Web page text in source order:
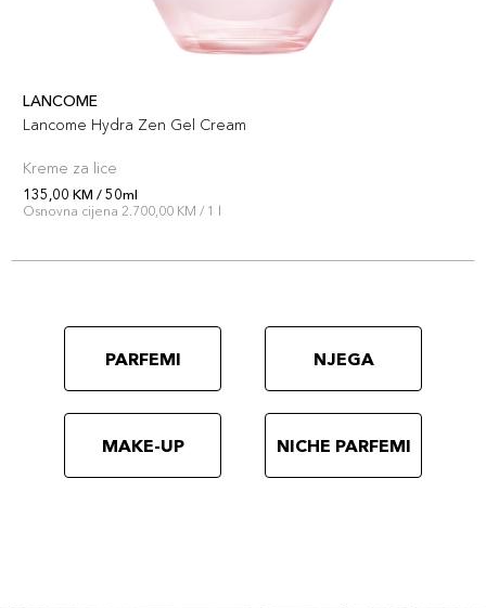
LANCOME
Lancome Hydra Zen Gel Cream
Kreme za lice
135,00 KM / 50ml
Osnovna cijena 2.700,00 KM / 1 l
PARFEMI NJEGA
MAKE-UP NICHE PARFEMI